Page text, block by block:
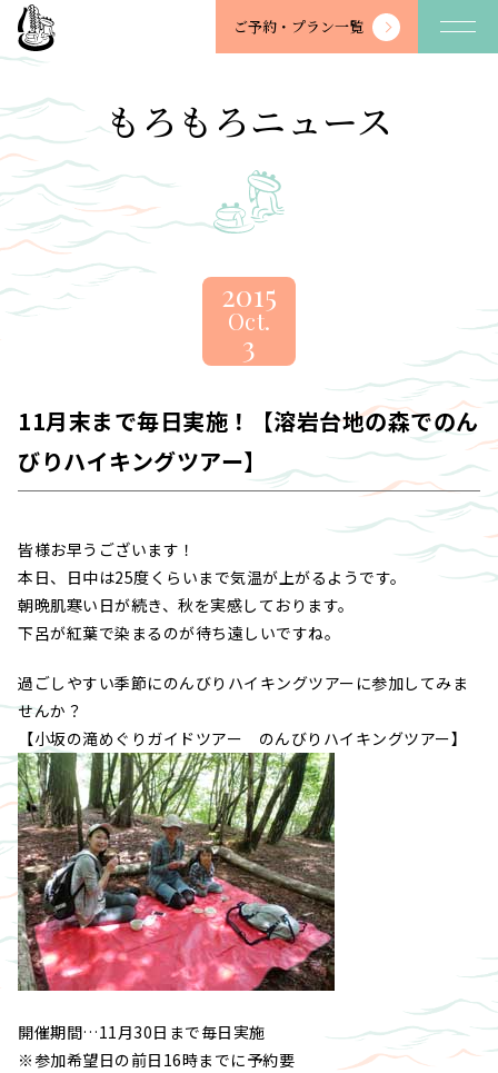
望
川
-
BOSENKAN
ご予約・ プラン一覧
もろもろニュース
2015
Oct.
3
11月末まで毎日実施！【溶岩台地の森でのん
びりハイキングツアー】
皆様お早うございます！
本日、日中は25度くらいまで気温が上がるようです。
朝晩肌寒い日が続き、秋を実感しております。
下呂が紅葉で染まるのが待ち遠しいですね。
過ごしやすい季節にのんびりハイキングツアーに参加してみま
せんか？
【小坂の滝めぐりガイドツアー のんびりハイキングツアー】
開催期間…11月30日まで毎日実施
※参加希望日の前日16時までに予約要